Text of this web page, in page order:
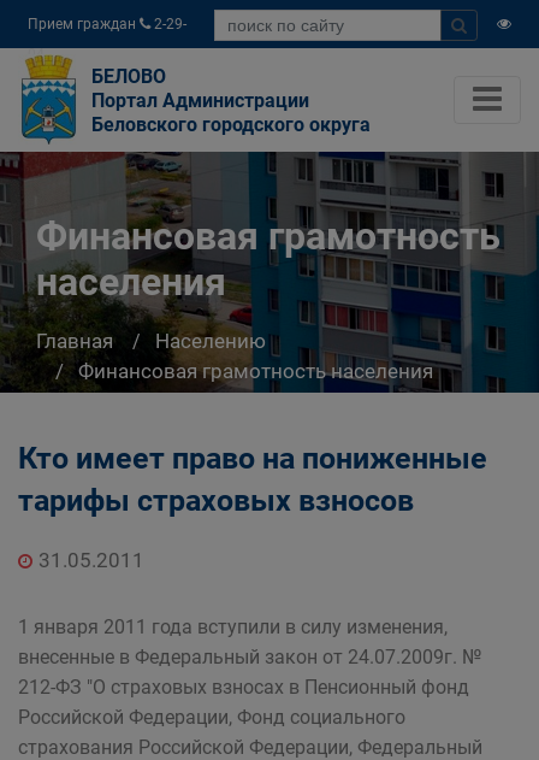
Прием граждан
2-29-
04
БЕЛОВО
Портал Администрации
Беловского городского округа
Финансовая грамотность
населения
Главная
Населению
Финансовая грамотность населения
Кто имеет право на пониженные
тарифы страховых взносов
31.05.2011
1 января 2011 года вступили в силу изменения,
внесенные в Федеральный закон от 24.07.2009г. №
212-ФЗ "О страховых взносах в Пенсионный фонд
Российской Федерации, Фонд социального
страхования Российской Федерации, Федеральный